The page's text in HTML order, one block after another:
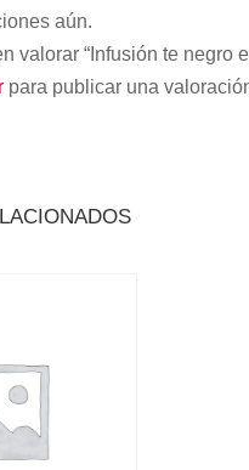
aún.
valorar “Infusión te negro
para publicar una